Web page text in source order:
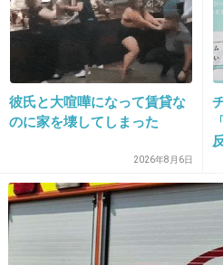
25. 匿名2016/02/01(月) 21:45:40
幼稚園児男の子
おとなしく座ってられる
二ヶ月に一度サッパリと
ます。
自分ではこんなにきれい
彼氏と大喧嘩になって賃貸な
のに家を壊してしまった
2026年8月6日